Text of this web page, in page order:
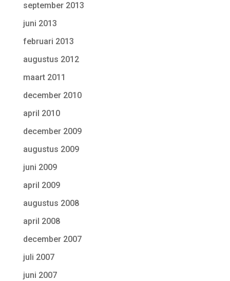
september 2013
juni 2013
februari 2013
augustus 2012
maart 2011
december 2010
april 2010
december 2009
augustus 2009
juni 2009
april 2009
augustus 2008
april 2008
december 2007
juli 2007
juni 2007